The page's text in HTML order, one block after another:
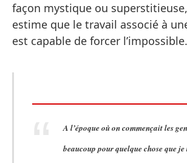
façon mystique ou
estime que le travail associé à
est capable de forcer l’impossible.
A l’époque où on commençait les
beaucoup pour quelque chose que